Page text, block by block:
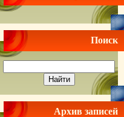
Поиск
Архив записей